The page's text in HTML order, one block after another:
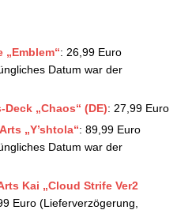
„Emblem“: 26,99 Euro
Datum war der
Deck „Chaos“ (DE): 27,99 Euro
„Y’shtola“: 89,99 Euro
Datum war der
Kai „Cloud Strife Ver2
Euro (Lieferverzögerung,